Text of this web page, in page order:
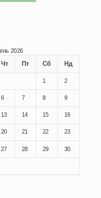
2026
Чт Пт Сб Нд
1 2
6 7 8 9
13 14 15 16
20 21 22 23
27 28 29 30